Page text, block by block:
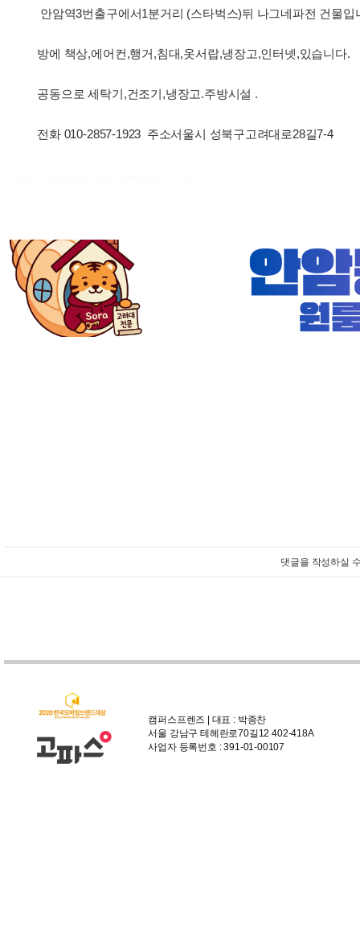
안암역3번출구에서1분거리 (스타벅스)뒤 나그네파전 건물입
방에 책상,에어컨,행거,침대,옷서랍,냉장고,인터넷,있습니다.
공동으로 세탁기,건조기,냉장고.주방시설 .
전화 010-2857-1923 주소서울시 성북구고려대로28길7-4
댓글을 작성하실
캠퍼스프렌즈 | 대표 : 박종찬
서울 강남구 테헤란로70길12 402-418A
사업자 등록번호 : 391-01-00107